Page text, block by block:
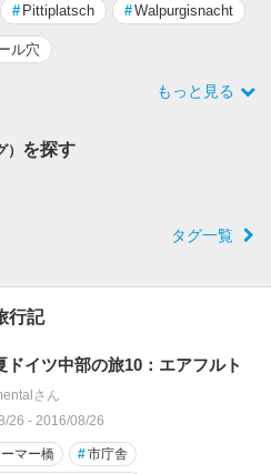
# Pittiplatsch #Walpurgisnacht
ル穴
もっと見る
を探す
タグ一覧
行記
ドイツ中部の旅10：エアフルト
さん
26 - 2016/08/26
マー橋 #市庁舎